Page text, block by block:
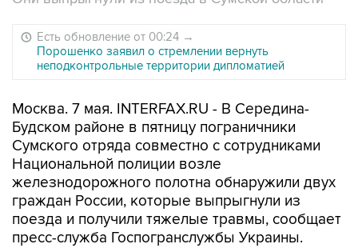
Есть обновление от 00:24 →
Порошенко заявил о стремлении вернуть
неподконтрольные территории дипломатией
Москва. 7 мая. INTERFAX.RU - В Середина-
Будском районе в пятницу пограничники
Сумского отряда совместно с сотрудниками
Национальной полиции возле
железнодорожного полотна обнаружили двух
граждан России, которые выпрыгнули из
поезда и получили тяжелые травмы, сообщает
пресс-служба Госпогранслужбы Украины.